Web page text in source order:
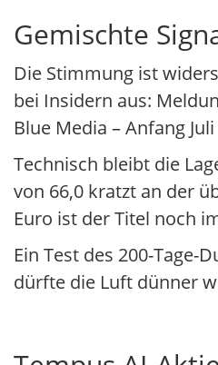
Gemischte
Die Stimmung ist
bei Insidern aus:
Blue Media – Anfang
Technisch bleibt die
von 66,0 kratzt an der
Euro ist der Titel noch
Ein Test des 200-
dürfte die Luft dünner